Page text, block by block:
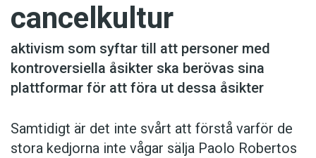
cancelkultur
aktivism som syftar till att personer med
kontroversiella åsikter ska berövas sina
plattformar för att föra ut dessa åsikter
Samtidigt är det inte svårt att förstå varför de
stora kedjorna inte vågar sälja Paolo Robertos